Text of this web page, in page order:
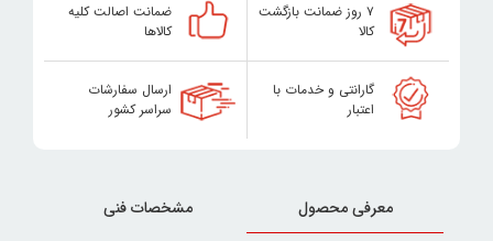
۷ روز ضمانت بازگشت
کالا
ضمانت اصالت کلیه
کالاها
گارانتی و خدمات با
اعتبار
ارسال سفارشات
سراسر کشور
معرفی محصول مشخصات فنی